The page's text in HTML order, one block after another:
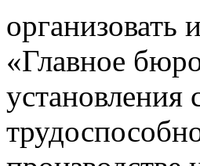
«Главное
установления